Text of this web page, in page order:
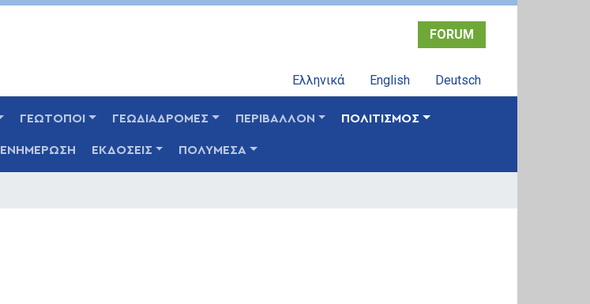
Παράκαμψη
FORUM
Ελληνικά English Deutsch
ΓΕΩΤΟΠΟΙ ΓΕΩΔΙΑΔΡΟΜΕΣ ΠΕΡΙΒΑΛΛΟΝ ΠΟΛΙΤΙΣΜΟΣ
ΕΝΗΜΕΡΩΣΗ ΕΚΔΟΣΕΙΣ ΠΟΛΥΜΕΣΑ